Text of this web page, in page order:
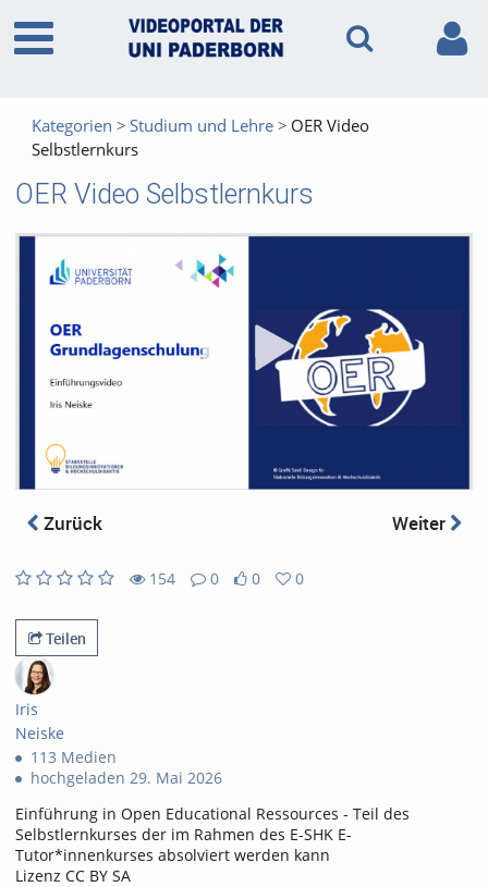
Kategorien Studium und Lehre
OER Video
Selbstlernkurs
OER Video Selbstlernkurs
Zurück Weiter
154
views
0
Kommentare
0
likes
0
favorites
Teilen
Iris
Neiske
113 Medien
hochgeladen 29. Mai 2026
Einführung in Open Educational Ressources - Teil des
Selbstlernkurses der im Rahmen des E-SHK E-
Tutor*innenkurses absolviert werden kann
Lizenz CC BY SA